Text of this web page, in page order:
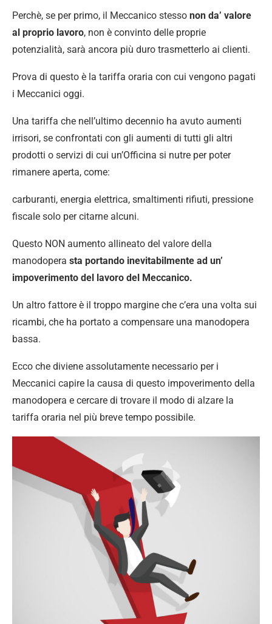
Perchè, se per primo, il Meccanico stesso non da’ valore
al proprio lavoro, non è convinto delle proprie
potenzialità, sarà ancora più duro trasmetterlo ai clienti.
Prova di questo è la tariffa oraria con cui vengono pagati
i Meccanici oggi.
Una tariffa che nell’ultimo decennio ha avuto aumenti
irrisori, se confrontati con gli aumenti di tutti gli altri
prodotti o servizi di cui un’Officina si nutre per poter
rimanere aperta, come:
carburanti, energia elettrica, smaltimenti rifiuti, pressione
fiscale solo per citarne alcuni.
Questo NON aumento allineato del valore della
manodopera sta portando inevitabilmente ad un’
impoverimento del lavoro del Meccanico.
Un altro fattore è il troppo margine che c’era una volta sui
ricambi, che ha portato a compensare una manodopera
bassa.
Ecco che diviene assolutamente necessario per i
Meccanici capire la causa di questo impoverimento della
manodopera e cercare di trovare il modo di alzare la
tariffa oraria nel più breve tempo possibile.